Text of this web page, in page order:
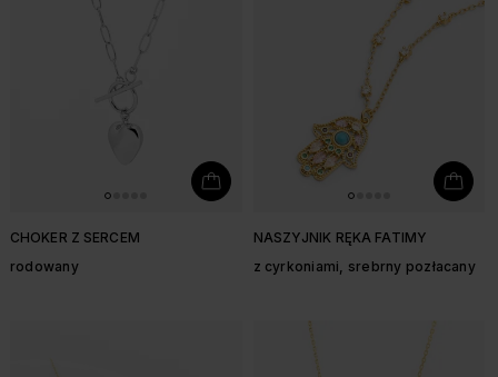
CHOKER Z SERCEM
rodowany
NASZYJNIK RĘKA FATIMY
z cyrkoniami, srebrny pozłacany